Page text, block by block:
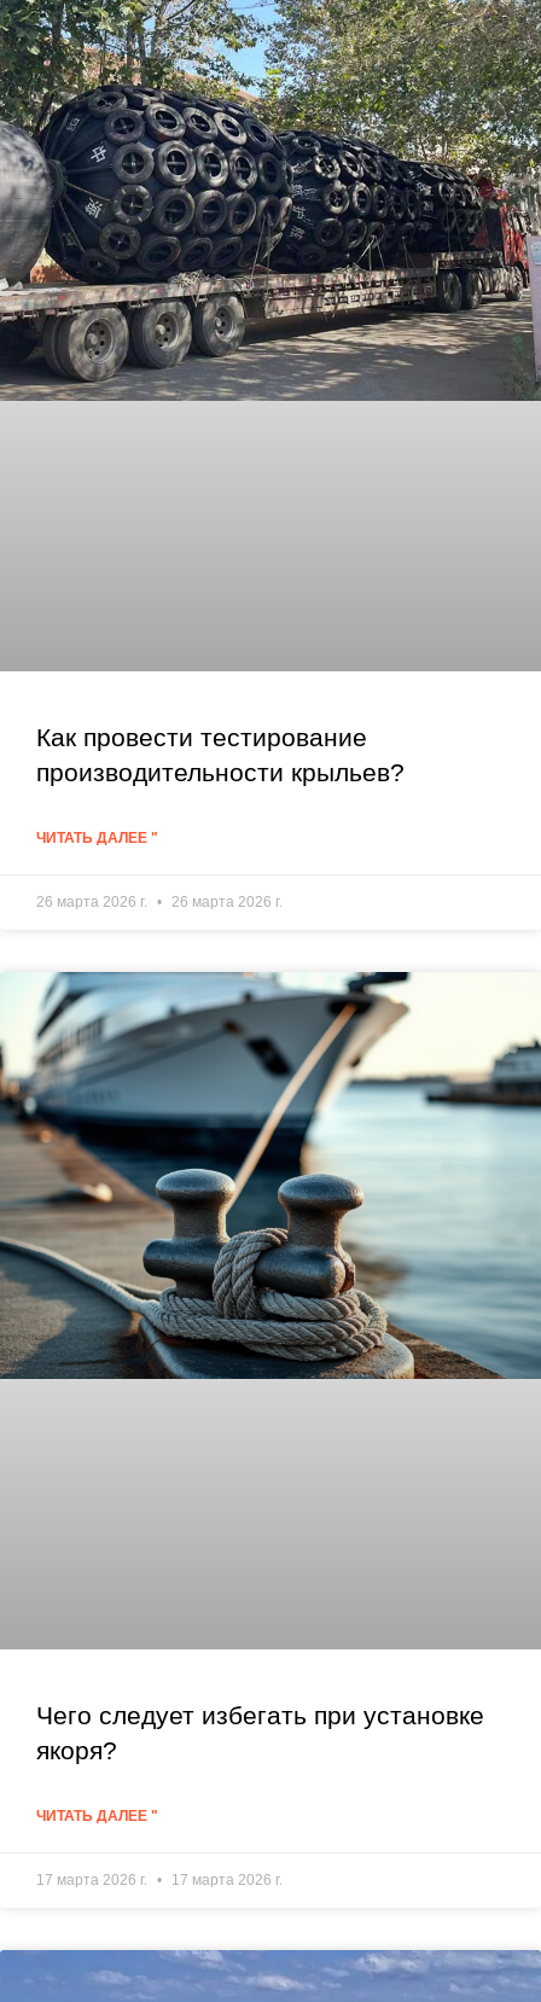
Как провести тестирование
производительности крыльев?
ЧИТАТЬ ДАЛЕЕ "
26 марта 2026 г. 26 марта 2026 г.
Чего следует избегать при установке
якоря?
ЧИТАТЬ ДАЛЕЕ "
17 марта 2026 г. 17 марта 2026 г.